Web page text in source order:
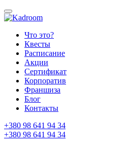
Что это?
Квесты
Расписание
Акции
Сертификат
Корпоратив
Франшиза
Блог
Контакты
+380 98 641 94 34
+380 98 641 94 34